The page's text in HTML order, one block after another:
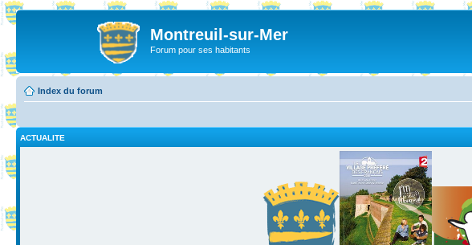
Montreuil-sur-Mer
Forum pour ses habitants
Index du forum
ACTUALITE